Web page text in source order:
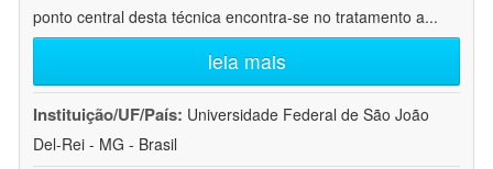
ponto central desta técnica encontra-se no tratamento a...
leia mais
Instituição/UF/País: Universidade Federal de São João
Del-Rei - MG - Brasil